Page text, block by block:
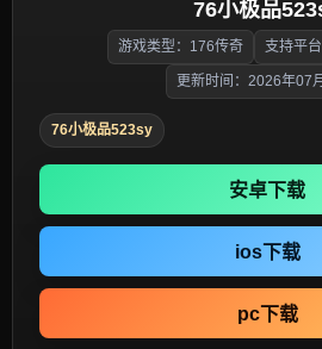
76小极品
游戏类型：176传奇 支持平
更新时间：2026年07
76小极品523sy
安卓下载
ios下载
pc下载